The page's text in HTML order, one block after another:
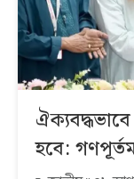
হবে: